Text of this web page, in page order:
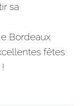
sa
Bordeaux
fêtes